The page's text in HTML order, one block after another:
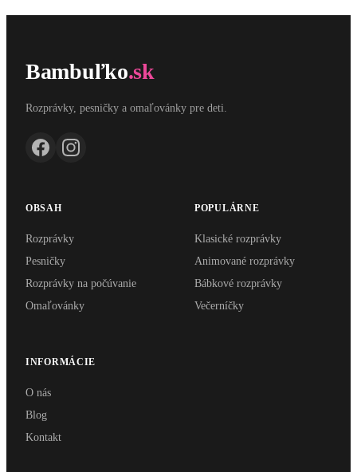
Bambuľko.sk
Rozprávky, pesničky a omaľovánky pre deti.
OBSAH
Rozprávky
Pesničky
Rozprávky na počúvanie
Omaľovánky
POPULÁRNE
Klasické rozprávky
Animované rozprávky
Bábkové rozprávky
Večerníčky
INFORMÁCIE
O nás
Blog
Kontakt